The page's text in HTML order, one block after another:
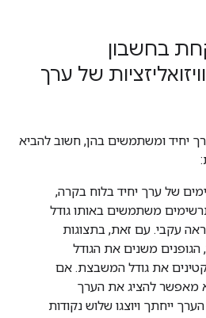
בחשבון
של ערך
ומשתמשים בהן, חשוב להביא
ערך יחיד בלוח בקרה,
משתמשים באותו גודל
עקבי. עם זאת, בתצוגות
משנים את הגודל
את גודל המשבצת. אם
להציג את הערך
ויוצגו שלוש נקודות